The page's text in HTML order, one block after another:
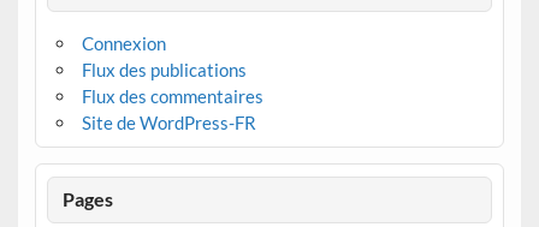
Connexion
Flux des publications
Flux des commentaires
Site de WordPress-FR
Pages